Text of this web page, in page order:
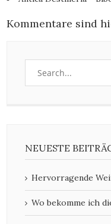
Kommentare sind
NEUESTE
Hervorragende
Wo bekomme ich